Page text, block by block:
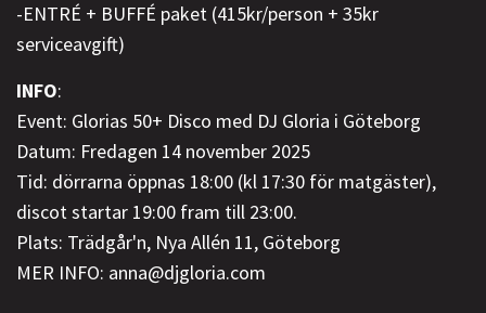
-ENTRÉ + BUFFÉ paket (415kr/person + 35kr
serviceavgift)
INFO:
Event: Glorias 50+ Disco med DJ Gloria i Göteborg
Datum: Fredagen 14 november 2025
Tid: dörrarna öppnas 18:00 (kl 17:30 för matgäster),
discot startar 19:00 fram till 23:00.
Plats: Trädgår'n, Nya Allén 11, Göteborg
MER INFO: anna@djgloria.com